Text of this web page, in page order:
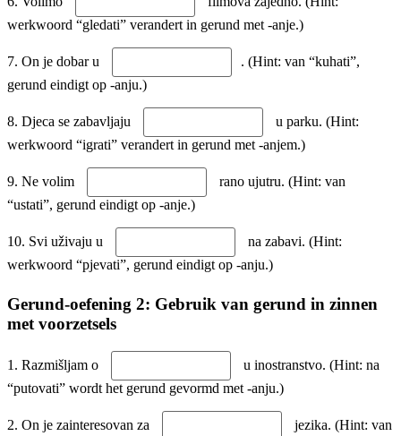
werkwoord “gledati” verandert in gerund met -anje.)
7. On je dobar u
. (Hint: van “kuhati”,
gerund eindigt op -anju.)
8. Djeca se zabavljaju
u parku. (Hint:
werkwoord “igrati” verandert in gerund met -anjem.)
9. Ne volim
rano ujutru. (Hint: van
“ustati”, gerund eindigt op -anje.)
10. Svi uživaju u
na zabavi. (Hint:
werkwoord “pjevati”, gerund eindigt op -anju.)
Gerund-oefening 2: Gebruik van gerund in zinnen
met voorzetsels
1. Razmišljam o
u inostranstvo. (Hint: na
“putovati” wordt het gerund gevormd met -anju.)
2. On je zainteresovan za
jezika. (Hint: van